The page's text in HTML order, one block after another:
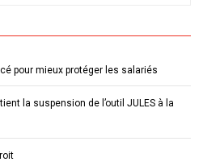
pour mieux protéger les salariés
la suspension de l’outil JULES à la